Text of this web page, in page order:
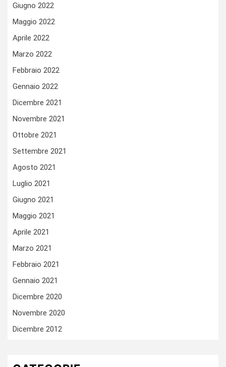
Giugno 2022
Maggio 2022
Aprile 2022
Marzo 2022
Febbraio 2022
Gennaio 2022
Dicembre 2021
Novembre 2021
Ottobre 2021
Settembre 2021
Agosto 2021
Luglio 2021
Giugno 2021
Maggio 2021
Aprile 2021
Marzo 2021
Febbraio 2021
Gennaio 2021
Dicembre 2020
Novembre 2020
Dicembre 2012